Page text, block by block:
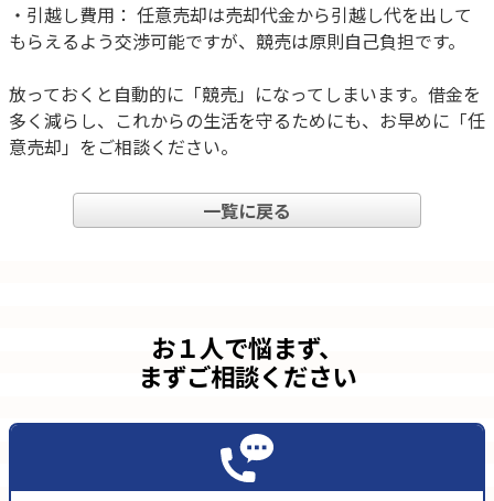
・引越し費用： 任意売却は売却代金から引越し代を出して
もらえるよう交渉可能ですが、競売は原則自己負担です。
放っておくと自動的に「競売」になってしまいます。借金を
多く減らし、これからの生活を守るためにも、お早めに「任
意売却」をご相談ください。
一覧に戻る
お１人で悩まず、
まずご相談ください